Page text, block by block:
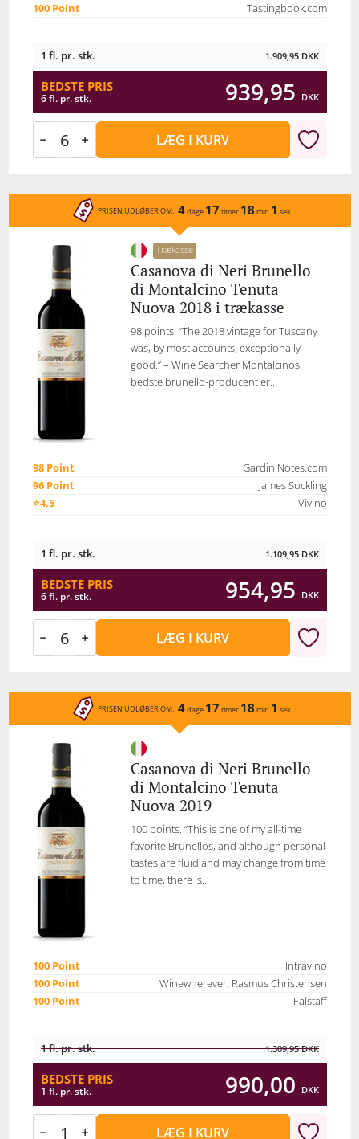
100 Point
Tastingbook.com
1 fl. pr. stk. 1.909,95 DKK
BEDSTE PRIS
6 fl. pr. stk. 939,95 DKK
LÆG I KURV
PRISEN UDLØBER OM: 4dage 17 timer 18 min 1 sek
Trækasse
Casanova di Neri Brunello
di Montalcino Tenuta
Nuova 2018 i trækasse
98 points. “The 2018 vintage for Tuscany
was, by most accounts, exceptionally
good.” – Wine Searcher Montalcinos
bedste brunello-producent er...
98 Point
GardiniNotes.com
96 Point
James Suckling
⭐4,5
Vivino
1 fl. pr. stk. 1.109,95 DKK
BEDSTE PRIS
6 fl. pr. stk. 954,95 DKK
LÆG I KURV
PRISEN UDLØBER OM: 4dage 17 timer 18 min 1 sek
Casanova di Neri Brunello
di Montalcino Tenuta
Nuova 2019
100 points. “This is one of my all-time
favorite Brunellos, and although personal
tastes are fluid and may change from time
to time, there is...
100 Point
Intravino
100 Point
Winewherever, Rasmus Christensen
100 Point
Falstaff
1 fl. pr. stk. 1.309,95DKK
BEDSTE PRIS
1 fl. pr. stk. 990,00 DKK
LÆG I KURV